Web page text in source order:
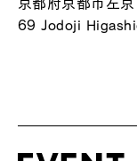
京都府京都市左
69 Jodoji